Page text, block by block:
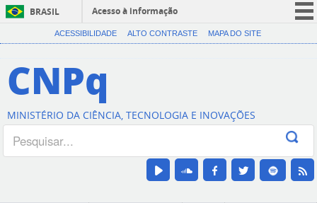
BRASIL
Acesso à informação
CORONAVÍRUS (COVID-19)
Canais
ACESSIBILIDADE ALTO CONTRASTE MAPA DO SITE
CNPq
MINISTÉRIO DA CIÊNCIA, TECNOLOGIA E INOVAÇÕES